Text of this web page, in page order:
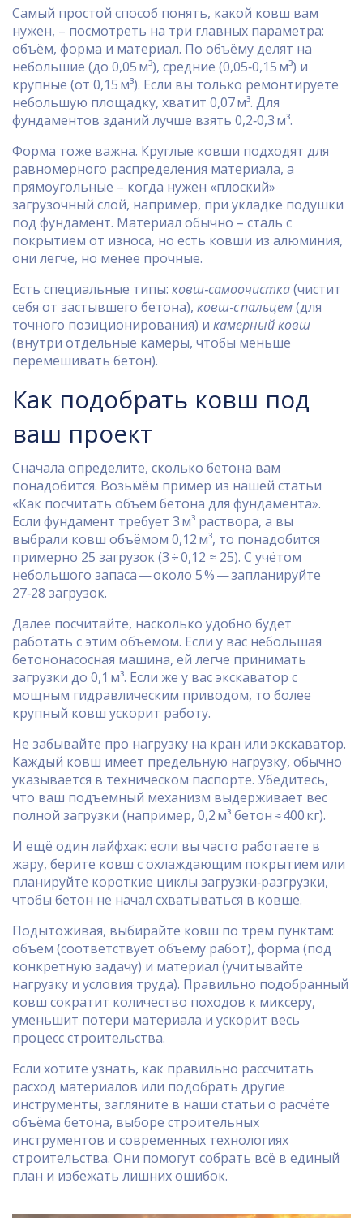
Самый простой способ понять, какой ковш вам
нужен, – посмотреть на три главных параметра:
объём, форма и материал. По объёму делят на
небольшие (до 0,05 м³), средние (0,05‑0,15 м³) и
крупные (от 0,15 м³). Если вы только ремонтируете
небольшую площадку, хватит 0,07 м³. Для
фундаментов зданий лучше взять 0,2‑0,3 м³.
Форма тоже важна. Круглые ковши подходят для
равномерного распределения материала, а
прямоугольные – когда нужен «плоский»
загрузочный слой, например, при укладке подушки
под фундамент. Материал обычно – сталь с
покрытием от износа, но есть ковши из алюминия,
они легче, но менее прочные.
Есть специальные типы: ковш‑самоочистка(чистит
себя от застывшего бетона), ковш‑с пальцем(для
точного позиционирования) и камерный ковш
(внутри отдельные камеры, чтобы меньше
перемешивать бетон).
Как подобрать ковш под
ваш проект
Сначала определите, сколько бетона вам
понадобится. Возьмём пример из нашей статьи
«Как посчитать объем бетона для фундамента».
Если фундамент требует 3 м³ раствора, а вы
выбрали ковш объёмом 0,12 м³, то понадобится
примерно 25 загрузок (3 ÷ 0,12 ≈ 25). С учётом
небольшого запаса — около 5 % — запланируйте
27‑28 загрузок.
Далее посчитайте, насколько удобно будет
работать с этим объёмом. Если у вас небольшая
бетононасосная машина, ей легче принимать
загрузки до 0,1 м³. Если же у вас экскаватор с
мощным гидравлическим приводом, то более
крупный ковш ускорит работу.
Не забывайте про нагрузку на кран или экскаватор.
Каждый ковш имеет предельную нагрузку, обычно
указывается в техническом паспорте. Убедитесь,
что ваш подъёмный механизм выдерживает вес
полной загрузки (например, 0,2 м³ бетон ≈ 400 кг).
И ещё один лайфхак: если вы часто работаете в
жару, берите ковш с охлаждающим покрытием или
планируйте короткие циклы загрузки‑разгрузки,
чтобы бетон не начал схватываться в ковше.
Подытоживая, выбирайте ковш по трём пунктам:
объём (соответствует объёму работ), форма (под
конкретную задачу) и материал (учитывайте
нагрузку и условия труда). Правильно подобранный
ковш сократит количество походов к миксеру,
уменьшит потери материала и ускорит весь
процесс строительства.
Если хотите узнать, как правильно рассчитать
расход материалов или подобрать другие
инструменты, загляните в наши статьи о расчёте
объёма бетона, выборе строительных
инструментов и современных технологиях
строительства. Они помогут собрать всё в единый
план и избежать лишних ошибок.